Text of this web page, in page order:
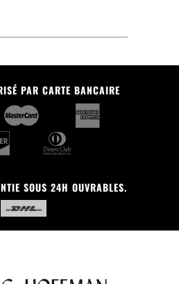
PAR CARTE BANCAIRE
SOUS 24H OUVRABLES.